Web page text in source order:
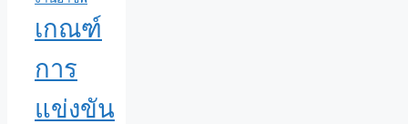
เกณฑ์
การ
แข่งขัน